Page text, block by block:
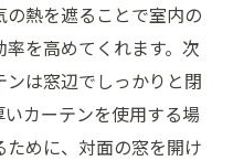
熱を遮ることで室内の
を高めてくれます。次
は窓辺でしっかりと閉
カーテンを使用する場
めに、対面の窓を開け